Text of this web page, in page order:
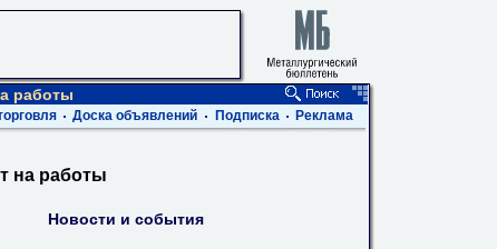
работы
Доска объявлений Подписка Реклама
на работы
Новости и события